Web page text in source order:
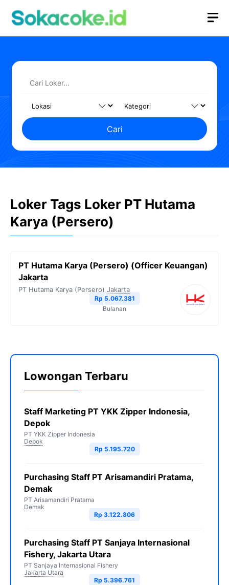
Cari
Loker Tags Loker PT Hutama
Karya (Persero)
PT Hutama Karya (Persero) (Officer Keuangan)
Jakarta
PT Hutama Karya (Persero) Jakarta
Rp 5.067.381
Bulanan
Lowongan Terbaru
Staff Marketing PT YKK Zipper Indonesia,
Depok
PT YKK Zipper Indonesia
Depok
Rp 5.195.720
Purchasing Staff PT Arisamandiri Pratama,
Demak
PT Arisamandiri Pratama
Demak
Rp 3.122.806
Purchasing Staff PT Sanjaya Internasional
Fishery, Jakarta Utara
PT Sanjaya Internasional Fishery
Jakarta Utara
Rp 5.396.761